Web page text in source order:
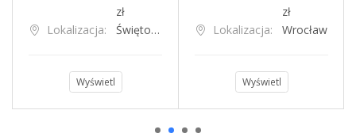
zł
Lokalizacja:
Świętochłowice
Wyświetl
zł
Lokalizacja:
Wrocław
Wyświetl